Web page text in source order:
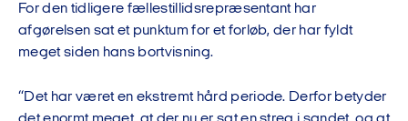
For den tidligere fællestillidsrepræsentant har
afgørelsen sat et punktum for et forløb, der har fyldt
meget siden hans bortvisning.
“Det har været en ekstremt hård periode. Derfor betyder